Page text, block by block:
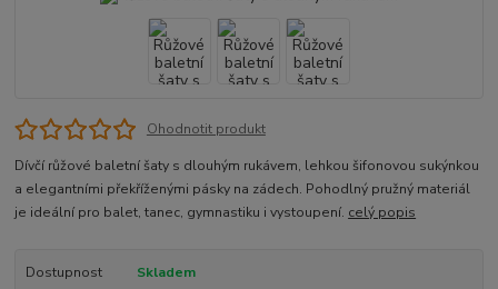
Ohodnotit produkt
Dívčí růžové baletní šaty s dlouhým rukávem, lehkou šifonovou sukýnkou
a elegantními překříženými pásky na zádech. Pohodlný pružný materiál
je ideální pro balet, tanec, gymnastiku i vystoupení. celý popis
Dostupnost
Skladem